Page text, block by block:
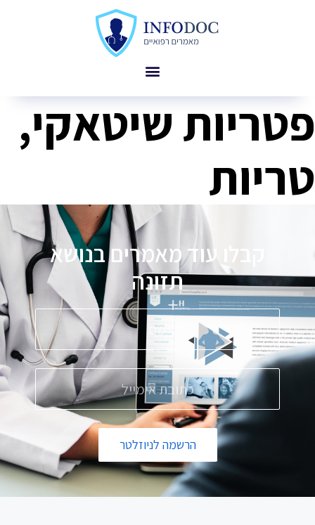
פטריות שיטאקי,
טריות
קבלו עוד מאמרים בנושא
תזונה
הרשמה לניוזלטר